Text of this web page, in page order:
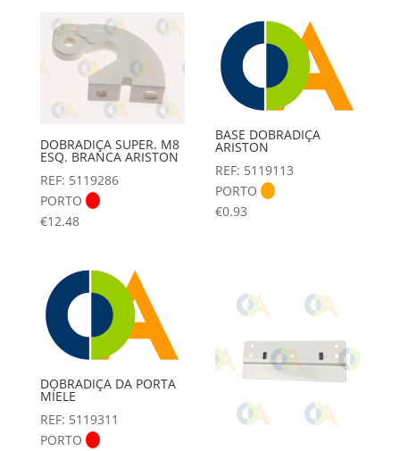
DOBRADIÇA SUPER. M8
ESQ. BRANCA ARISTON
REF: 5119286
PORTO
€12.48
BASE DOBRADIÇA
ARISTON
REF: 5119113
PORTO
€0.93
DOBRADIÇA DA PORTA
MÍELE
REF: 5119311
PORTO